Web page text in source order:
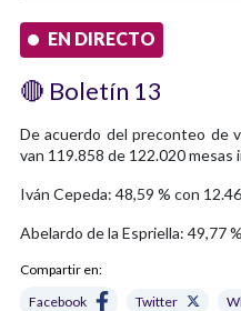
EN DIRECTO
🔴 Boletín 13
De acuerdo del preconteo de
van 119.858 de 122.020 mesas
Iván Cepeda: 48,59 % con
Abelardo de la Espriella: 49,77
Compartir en:
Facebook
Twitter